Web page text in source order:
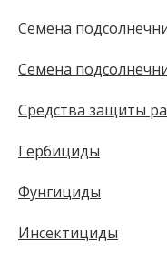
Семена
Семена
Средства защиты
Гербициды
Фунгициды
Инсектициды